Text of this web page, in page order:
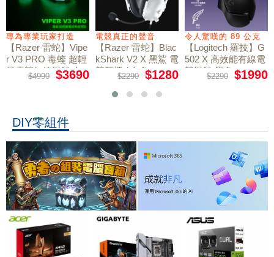
專為專業玩家打造
【Razer 雷蛇】Vipe
r V3 PRO 毒蝰 超輕
量電競無線滑鼠 白
$4990 $3690
電競真正的聲音
【Razer 雷蛇】Blac
kShark V2 X 黑鯊 電
競耳機 / 白色
$2290 $1280
令人驚嘆的 89 公克
【Logitech 羅技】G
502 X 高效能有線電
競滑鼠 黑色
$2290 $1990
DIY零組件